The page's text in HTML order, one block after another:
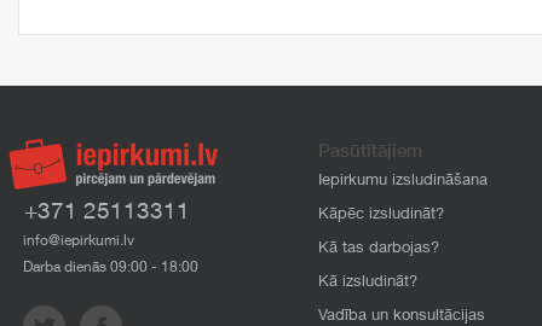
+371 25113311
info@iepirkumi.lv
Darba dienās 09:00 - 18:00
Pasūtītājiem
Iepirkumu izsludināšana
Kāpēc izsludināt?
Kā tas darbojas?
Kā izsludināt?
Vadība un konsultācijas